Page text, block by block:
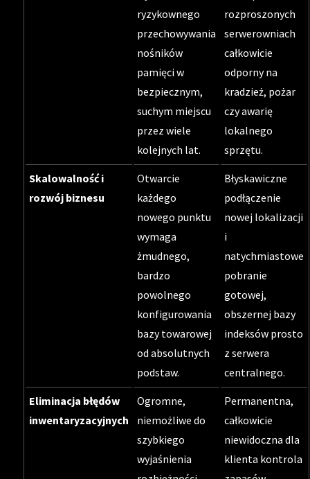
ryzykownego
przechowywania
nośników
pamięci w
bezpiecznym,
suchym miejscu
przez wiele
kolejnych lat.
rozproszonych
serwerowniach
całkowicie
odporny na
kradzież, pożar
czy awarię
lokalnego
sprzętu.
Skalowalność i
rozwój biznesu
Otwarcie
każdego
nowego punktu
wymaga
żmudnego,
bardzo
powolnego
konfigurowania
bazy towarowej
od absolutnych
podstaw.
Błyskawiczne
podłączenie
nowej lokalizacji
i
natychmiastowe
pobranie
gotowej,
obszernej bazy
indeksów prosto
z serwera
centralnego.
Eliminacja błędów
inwentaryzacyjnych
Ogromne,
niemożliwe do
szybkiego
wyjaśnienia
Permanentna,
całkowicie
niewidoczna dla
klienta kontrola